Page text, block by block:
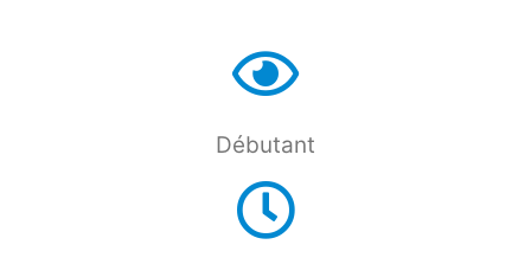
Débutant